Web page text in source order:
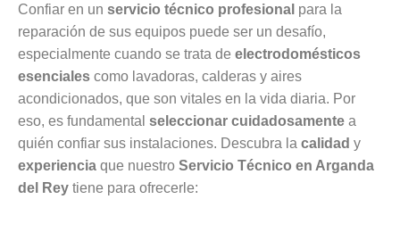
Confiar en un servicio técnico profesional para la
reparación de sus equipos puede ser un desafío,
especialmente cuando se trata de electrodomésticos
esenciales como lavadoras, calderas y aires
acondicionados, que son vitales en la vida diaria. Por
eso, es fundamental seleccionar cuidadosamente a
quién confiar sus instalaciones. Descubra la calidad y
experiencia que nuestro Servicio Técnico en Arganda
del Rey tiene para ofrecerle: